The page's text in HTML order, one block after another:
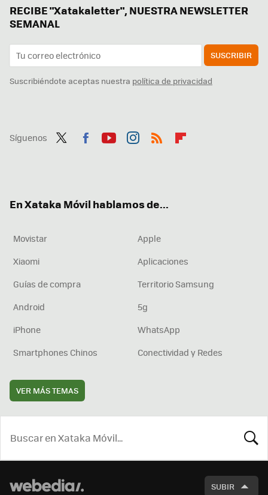
RECIBE "Xatakaletter", NUESTRA NEWSLETTER
SEMANAL
SUSCRIBIR
Suscribiéndote aceptas nuestra política de privacidad
Síguenos
En Xataka Móvil hablamos de...
Movistar
Apple
Xiaomi
Aplicaciones
Guías de compra
Territorio Samsung
Android
5g
iPhone
WhatsApp
Smartphones Chinos
Conectividad y Redes
VER MÁS TEMAS
SUBIR